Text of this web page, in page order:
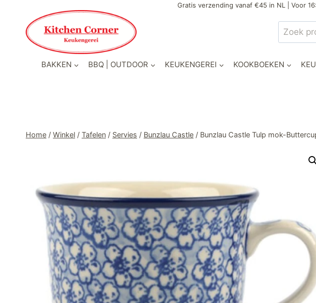
inhoud
Gratis verzending vanaf €45 in NL | Voor
Zoeken
naar:
BAKKEN BBQ | OUTDOOR KEUKENGEREI KOOKBOEKEN
Home / Winkel / Tafelen / Servies / Bunzlau Castle / Bunzlau Castle Tulp mok-